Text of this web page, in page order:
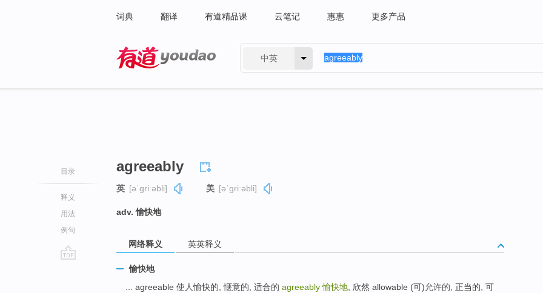
词典 翻译 有道精品课 云笔记 惠惠 更多产品
中英
目录
释义
用法
例句
agreeably
英 [əˈɡriːəbli] 美 [əˈɡriːəbli]
adv. 愉快地
网络释义 英英释义
愉快地
... agreeable 使人愉快的, 惬意的, 适合的 agreeably愉快地 , 欣然 allowable (可)允许的, 正当的, 可